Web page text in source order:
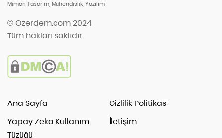
Mimari Tasarım, Mühendislik, Yazılım
© Ozerdem.com 2024
Tüm hakları saklıdır.
Ana Sayfa
Gizlilik Politikası
Yapay Zeka Kullanım
Tüzüğü
İletişim